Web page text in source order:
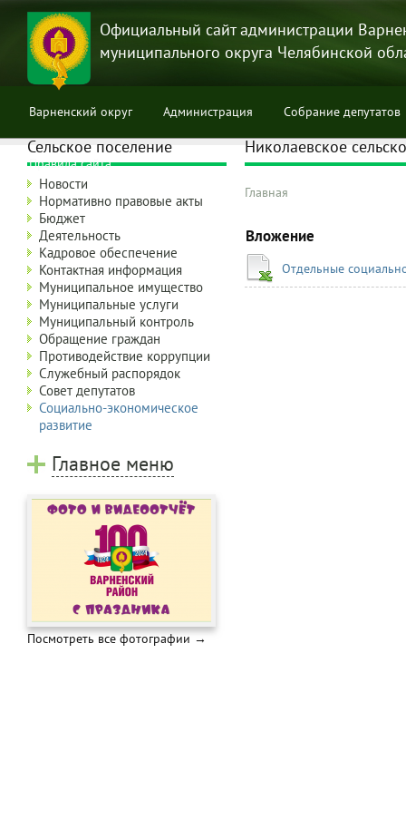
Перейти
основному
содержанию
Официальный сайт администрации
муниципального округа Челябинской
Варненский округ Администрация Собрание депутатов
Правила сайта
Николаевское
навигации
Главная
Вложение
Отдельные
Сельское поселение
Новости
Нормативно правовые акты
Бюджет
Деятельность
Кадровое обеспечение
Контактная информация
Муниципальное имущество
Муниципальные услуги
Муниципальный контроль
Обращение граждан
Противодействие коррупции
Служебный распорядок
Совет депутатов
Социально-экономическое
развитие
Главное меню
Посмотреть все фотографии →